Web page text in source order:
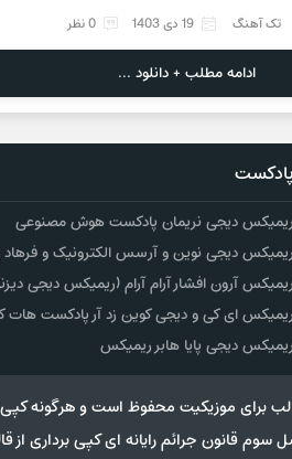
تک آهنگ 19 دی 1403 0 نظر
ادامه مطلب + دانلود ...
پادکست
ریمیکس دیجی نریمان پادکست هوش مصنوعی
ریمیکس دیجی نوین و آرسس الکترونیک و فرهاد
ریمیکس آرون افشار آرام آرام (ریمیکس دیجی
ریمیکس ای کی و دیجی کوین زد آر پادکست هات
ریمیکس دیجی پایا هابر ریمیکس
برای موزیکیت محفوظ است و هرگونه